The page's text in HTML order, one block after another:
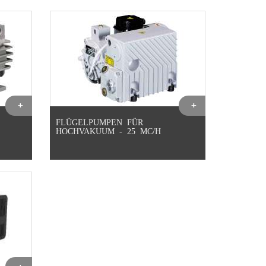
FLÜGELPUMPEN FÜR
HOCHVAKUUM - 25 MC/H